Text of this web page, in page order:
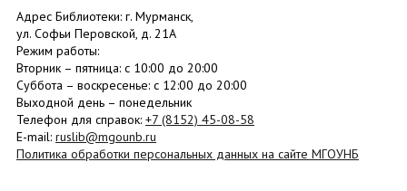
Адрес Библиотеки: г. Мурманск,
ул. Софьи Перовской, д. 21А
Режим работы:
Вторник – пятница: с 10:00 до 20:00
Суббота – воскресенье: c 12:00 до 20:00
Выходной день – понедельник
Телефон для справок: +7 (8152) 45-08-58
E-mail: ruslib@mgounb.ru
Политика обработки персональных данных на сайте МГОУНБ